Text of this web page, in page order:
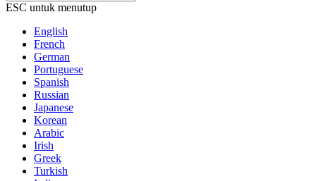
ESC untuk menutup
English
French
German
Portuguese
Spanish
Russian
Japanese
Korean
Arabic
Irish
Greek
Turkish